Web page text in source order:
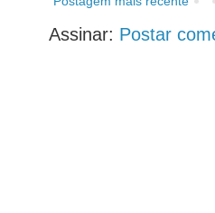
Assinar: Postar